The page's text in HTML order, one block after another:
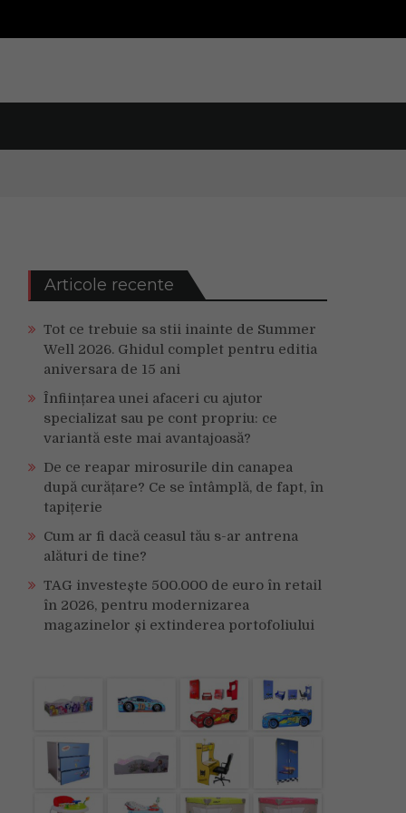
Articole recente
Tot ce trebuie sa stii inainte de Summer
Well 2026. Ghidul complet pentru editia
aniversara de 15 ani
Înființarea unei afaceri cu ajutor
specializat sau pe cont propriu: ce
variantă este mai avantajoasă?
De ce reapar mirosurile din canapea
după curățare? Ce se întâmplă, de fapt, în
tapițerie
Cum ar fi dacă ceasul tău s-ar antrena
alături de tine?
TAG investește 500.000 de euro în retail
în 2026, pentru modernizarea
magazinelor și extinderea portofoliului